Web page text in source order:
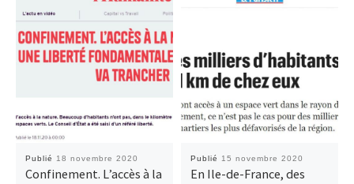
Publié 18 novembre 2020
Confinement. L’accès à la
Publié 15 novembre 2020
En Ile-de-France, des